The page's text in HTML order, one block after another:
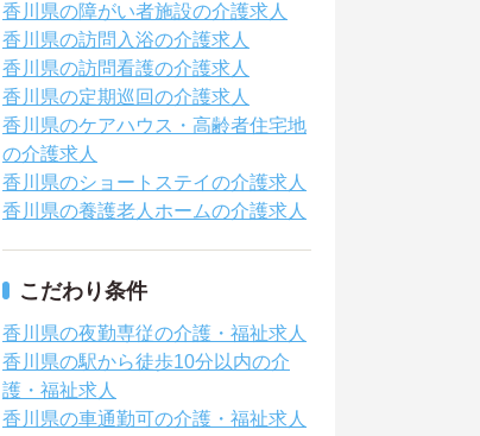
香川県の障がい者施設の介護求人
香川県の訪問入浴の介護求人
香川県の訪問看護の介護求人
香川県の定期巡回の介護求人
香川県のケアハウス・高齢者住宅地
の介護求人
香川県のショートステイの介護求人
香川県の養護老人ホームの介護求人
こだわり条件
香川県の夜勤専従の介護・福祉求人
香川県の駅から徒歩10分以内の介
護・福祉求人
香川県の車通勤可の介護・福祉求人